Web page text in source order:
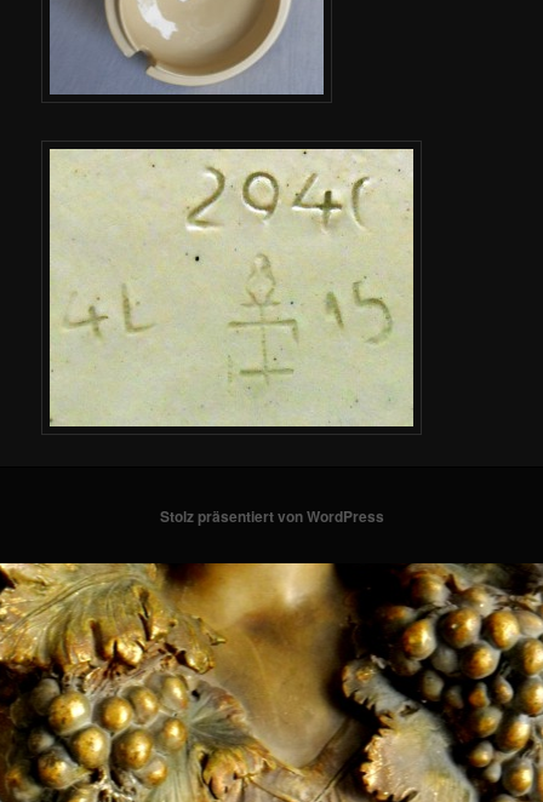
Stolz präsentiert von WordPress